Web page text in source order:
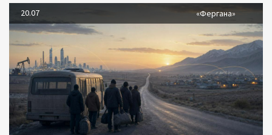
20.07 «Фергана»